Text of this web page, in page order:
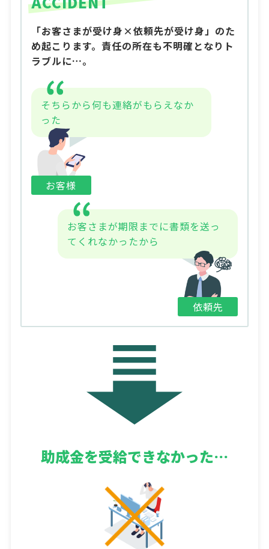
「お客さまが受け身×依頼先が受け身」のた
め起こります。責任の所在も不明確となりト
ラブルに…。
お客様
そちらから何も連絡がもらえなか
った
依頼先
お客さまが期限までに書類を送っ
てくれなかったから
助成金を受給できなかった…